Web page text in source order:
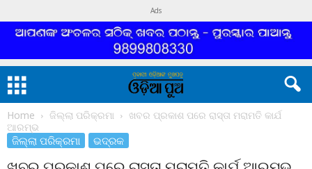
Ads
Home ଜିଲ୍ଲା ପରିକ୍ରମା
ଖବର ପ୍ରକାଶ ପରେ ରାସ୍ତା ମରାମତି କାର୍ଯ
ଆରମ୍ଭ
ଜିଲ୍ଲା ପରିକ୍ରମା ଭଦ୍ରକ